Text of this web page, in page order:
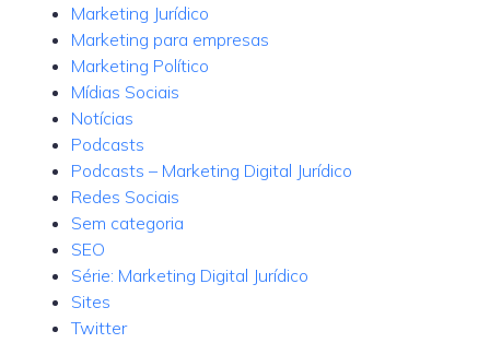
Marketing Jurídico
Marketing para empresas
Marketing Político
Mídias Sociais
Notícias
Podcasts
Podcasts – Marketing Digital Jurídico
Redes Sociais
Sem categoria
SEO
Série: Marketing Digital Jurídico
Sites
Twitter